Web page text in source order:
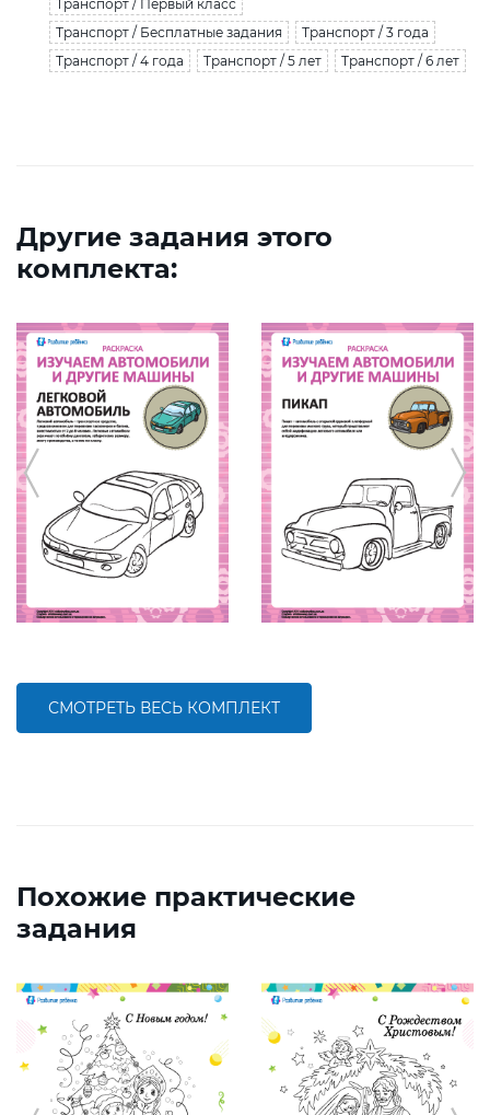
Транспорт / Первый класс
Транспорт / Бесплатные задания
Транспорт / 3 года
Транспорт / 4 года
Транспорт / 5 лет Транспорт / 6 лет
Другие задания этого
комплекта:
СМОТРЕТЬ ВЕСЬ КОМПЛЕКТ
Похожие практические
задания